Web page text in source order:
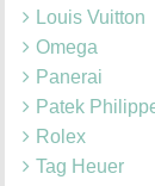
Louis Vuitton
Omega
Panerai
Patek
Rolex
Tag Heuer